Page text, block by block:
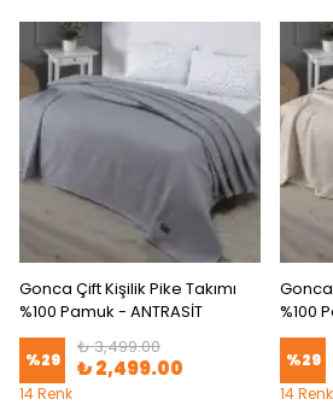
Gonca Çift Kişilik Pike Takımı
%100 Pamuk - ANTRASİT
%29
₺ 3,499.00
₺ 2,499.00
14 Renk
Gonca
%100
%29
14 Renk